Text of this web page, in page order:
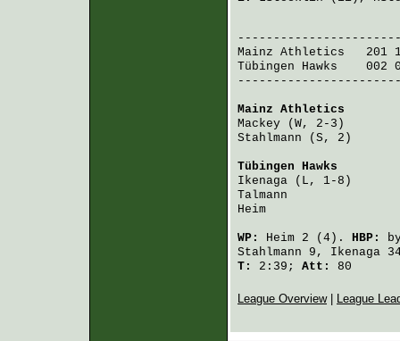
Mainz Athletics
201
Tübingen Hawks
002
Mainz Athletics
Mackey (W, 2-3)
Stahlmann (S, 2)
Tübingen Hawks
Ikenaga (L, 1-8)
Talmann
Heim
WP: Heim 2 (4). HBP:
Stahlmann 9, Ikenaga
T:
2:39; Att: 80
League Overview| League